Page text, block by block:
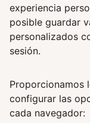
experiencia
posible guardar
personalizados
sesión.
Proporcionamos
configurar las
cada navegador: